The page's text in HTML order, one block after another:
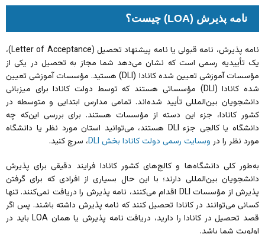
نامه پذیرش (LOA) چیست؟
نامه پذیرش، نامه قبولی یا نامه پیشنهاد تحصیل (Letter of Acceptance)،
یک تأییدیه رسمی است که نشان می‌دهد شما مجاز به تحصیل در یکی از
مؤسسات آموزشی تعیین‌ شده کانادا (DLI) هستید. مؤسسات آموزشی تعیین
شده کانادا (DLI) مؤسساتی هستند که توسط دولت کانادا برای میزبانی
دانشجویان بین‌المللی تأیید شده‌اند. تمامی مدارس ابتدایی و متوسطه در
کشور کانادا، جزء این دسته از مؤسسات هستند. برای بررسی این‌که چه
دانشگاه یا کالجی جز‌ء DLI هستند، می‌توانید استان مورد نظر یا دانشگاه
مورد نظر را در وبسایت رسمی دولت کانادا بخش DLI
، سرچ کنید.
به‌طور کلی دانشگاه‌ها و کالج‌های کشور کانادا فرایند دقیقی برای پذیرش
دانشجویان بین‌المللی دارند؛ با این حال بسیاری از افرادی که برای گرفتن
پذیرش از مؤسسات DLI اقدام می‌کنند، نامه پذیرش را دریافت نمی‌کنند. تنها
کسانی می‌توانند در کانادا تحصیل کنند که نامه پذیرش داشته باشند. پس اگر
قصد تحصیل در کانادا را دارید، دریافت نامه پذیرش یا همان LOA باید در